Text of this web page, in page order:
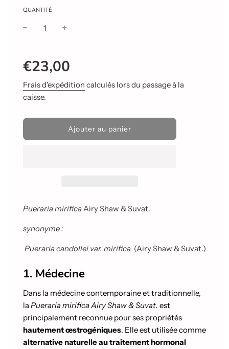
QUANTITÉ
réduit
régulier
€23,00
Frais d'expédition calculés lors du passage à la
caisse.
C
n
o
r
.
.
Ajouter au panier
Pueraria mirificaAiry Shaw & Suvat.
synonyme :
Pueraria candollei var. mirifica (Airy Shaw & Suvat.)
1. Médecine
Dans la médecine contemporaine et traditionnelle,
la Pueraria mirifica Airy Shaw & Suvat. est
principalement reconnue pour ses propriétés
hautement œstrogéniques. Elle est utilisée comme
alternative naturelle au traitement hormonal